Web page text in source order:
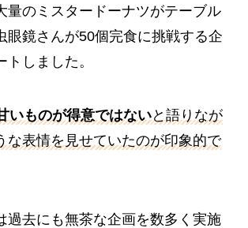
量のミスタードーナツがテーブル
眼鏡さんが50個完食に挑戦する企
しました。
いものが得意ではないと語りなが
な表情を見せていたのが印象的で
過去にも無茶な企画を数多く実施